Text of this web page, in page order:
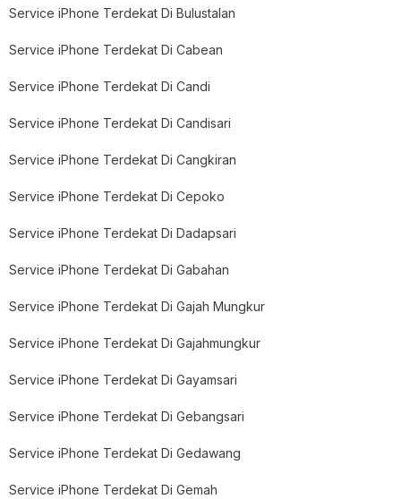
Service iPhone Terdekat Di Bulustalan
Service iPhone Terdekat Di Cabean
Service iPhone Terdekat Di Candi
Service iPhone Terdekat Di Candisari
Service iPhone Terdekat Di Cangkiran
Service iPhone Terdekat Di Cepoko
Service iPhone Terdekat Di Dadapsari
Service iPhone Terdekat Di Gabahan
Service iPhone Terdekat Di Gajah Mungkur
Service iPhone Terdekat Di Gajahmungkur
Service iPhone Terdekat Di Gayamsari
Service iPhone Terdekat Di Gebangsari
Service iPhone Terdekat Di Gedawang
Service iPhone Terdekat Di Gemah